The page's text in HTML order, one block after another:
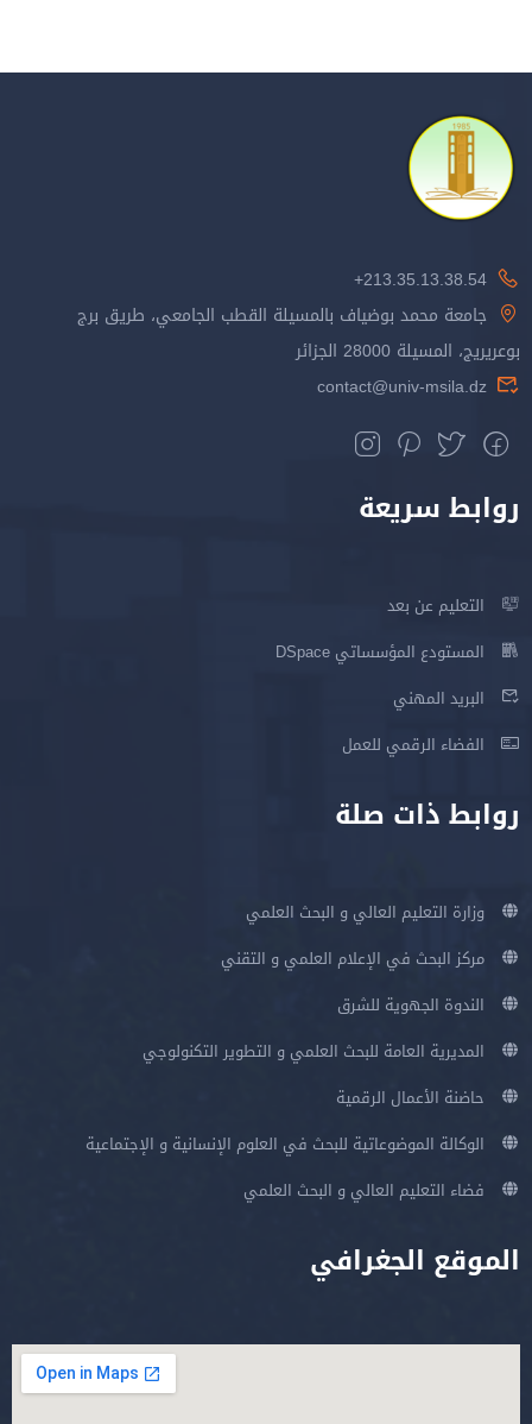
213.35.13.38.54+
جامعة محمد بوضياف بالمسيلة القطب الجامعي، طريق برج
بوعريريج، المسيلة 28000 الجزائر
contact@univ-msila.dz
روابط سريعة
التعليم عن بعد
المستودع المؤسساتي DSpace
البريد المهني
الفضاء الرقمي للعمل
روابط ذات صلة
وزارة التعليم العالي و البحث العلمي
مركز البحث في الإعلام العلمي و التقني
الندوة الجهوية للشرق
المديرية العامة للبحث العلمي و التطوير التكنولوجي
حاضنة الأعمال الرقمية
الوكالة الموضوعاتية للبحث في العلوم الإنسانية و الإجتماعية
فضاء التعليم العالي و البحث العلمي
الموقع الجغرافي